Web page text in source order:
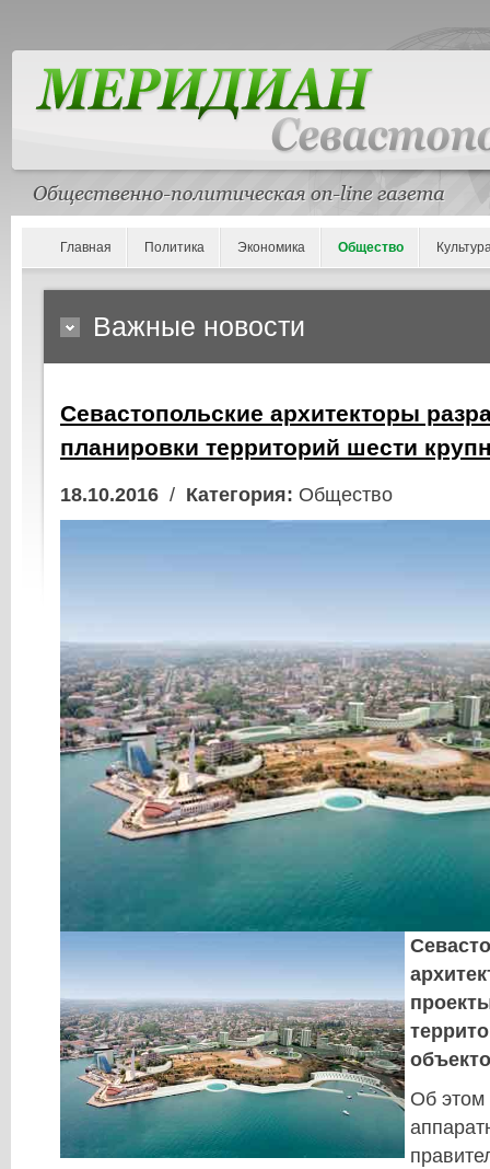
Главная Политика Экономика Общество
Важные новости
Севастопольские архитекторы
планировки территорий шести
18.10.2016 / Категория: Общество
Об этом